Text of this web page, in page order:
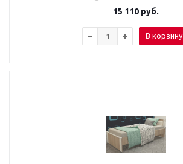
15 110руб.
В корзину